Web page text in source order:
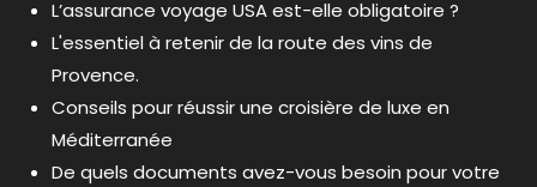
L’assurance voyage USA est-elle obligatoire ?
L'essentiel à retenir de la route des vins de
Provence.
Conseils pour réussir une croisière de luxe en
Méditerranée
De quels documents avez-vous besoin pour votre